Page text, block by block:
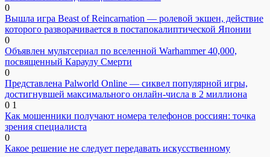
0
Вышла игра Beast of Reincarnation — ролевой экшен, действие
которого разворачивается в постапокалиптической Японии
0
Объявлен мультсериал по вселенной Warhammer 40,000,
посвященный Караулу Смерти
0
Представлена Palworld Online — сиквел популярной игры,
достигнувшей максимального онлайн-числа в 2 миллиона
0 1
Как мошенники получают номера телефонов россиян: точка
зрения специалиста
0
Какое решение не следует передавать искусственному